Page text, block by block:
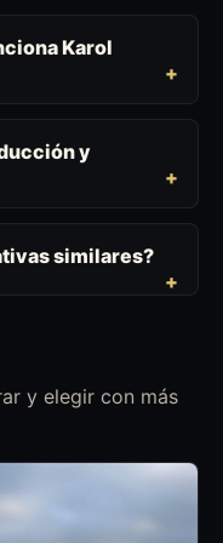
Karol
y
similares?
y elegir con más